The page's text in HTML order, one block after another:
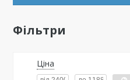
Фільтри
Ціна